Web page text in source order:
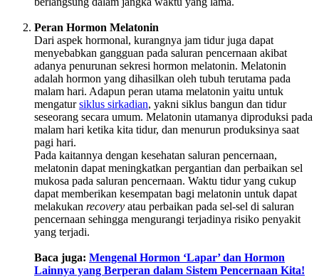
Peran Hormon Melatonin
Dari aspek hormonal, kurangnya jam tidur juga dapat
menyebabkan gangguan pada saluran pencernaan akibat
adanya penurunan sekresi hormon melatonin. Melatonin
adalah hormon yang dihasilkan oleh tubuh terutama pada
malam hari. Adapun peran utama melatonin yaitu untuk
mengatursiklus sirkadian, yakni siklus bangun dan tidur
seseorang secara umum. Melatonin utamanya diproduksi pada
malam hari ketika kita tidur, dan menurun produksinya saat
pagi hari.
Pada kaitannya dengan kesehatan saluran pencernaan,
melatonin dapat meningkatkan pergantian dan perbaikan sel
mukosa pada saluran pencernaan. Waktu tidur yang cukup
dapat memberikan kesempatan bagi melatonin untuk dapat
melakukan recovery atau perbaikan pada sel-sel di saluran
pencernaan sehingga mengurangi terjadinya risiko penyakit
yang terjadi.
Baca juga: Mengenal Hormon ‘Lapar’ dan Hormon
Lainnya yang Berperan dalam Sistem Pencernaan Kita!